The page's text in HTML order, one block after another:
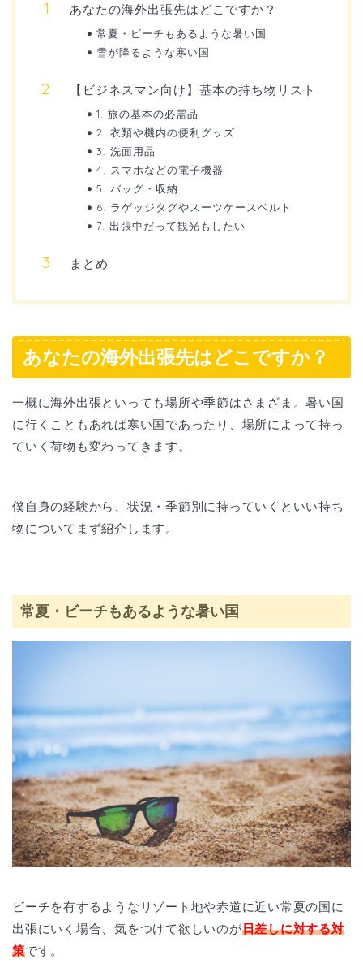
あなたの海外出張先はどこですか？
常夏・ビーチもあるような暑い国
雪が降るような寒い国
【ビジネスマン向け】基本の持ち物リスト
1. 旅の基本の必需品
2. 衣類や機内の便利グッズ
3. 洗面用品
4. スマホなどの電子機器
5. バッグ・収納
6. ラゲッジタグやスーツケースベルト
7. 出張中だって観光もしたい
まとめ
あなたの海外出張先はどこですか？
一概に海外出張といっても場所や季節はさまざま。暑い国
に行くこともあれば寒い国であったり、場所によって持っ
ていく荷物も変わってきます。
僕自身の経験から、状況・季節別に持っていくといい持ち
物についてまず紹介します。
常夏・ビーチもあるような暑い国
ビーチを有するようなリゾート地や赤道に近い常夏の国に
出張にいく場合、気をつけて欲しいのが日差しに対する対
策です。